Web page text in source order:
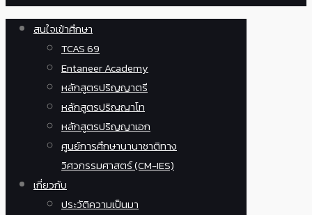
สนใจเข้าศึกษา
TCAS 69
Entaneer Academy
หลักสูตรปริญญาตรี
หลักสูตรปริญญาโท
หลักสูตรปริญญาเอก
ศูนย์การศึกษานานาชาติทาง
วิศวกรรมศาสตร์ (CM-IES)
เกี่ยวกับ
ประวัติความเป็นมา